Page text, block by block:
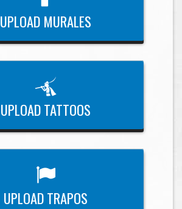
UPLOAD MURALES
UPLOAD TATTOOS
UPLOAD TRAPOS